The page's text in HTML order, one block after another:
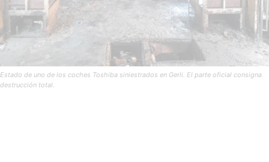
Estado de uno de los coches Toshiba siniestrados en Gerli. El parte oficial consigna
destrucción total.